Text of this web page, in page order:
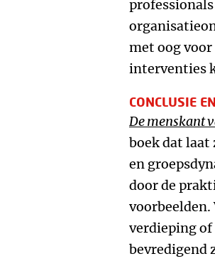
met oog
interventies
CONCLUSIE
De menskant
boek dat laat
en
door de
voorbeelden.
verdieping of
bevredigend